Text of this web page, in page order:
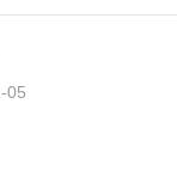
水、地表水、地下
速测定。配有铝合金
，可用于野外使用。
05